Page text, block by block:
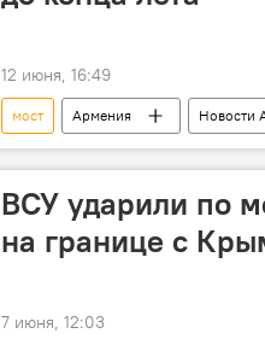
12 июня, 16:49
мост Армения Новости
ВСУ ударили по
на границе с
7 июня, 12:03